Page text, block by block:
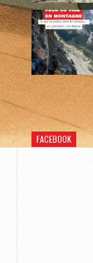
FACEBOOK